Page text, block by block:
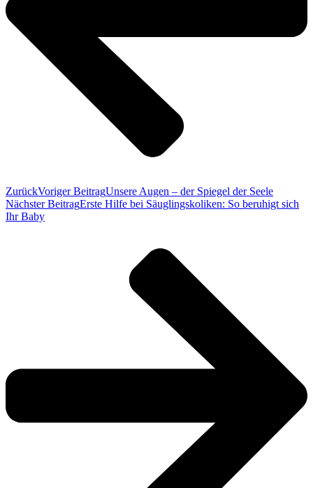
ZurückVoriger BeitragUnsere Augen – der Spiegel der Seele
Nächster BeitragErste Hilfe bei Säuglingskoliken: So beruhigt sich
Ihr Baby